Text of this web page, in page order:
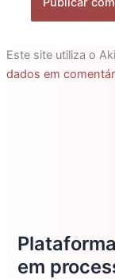
Este site utiliza o
dados em
em